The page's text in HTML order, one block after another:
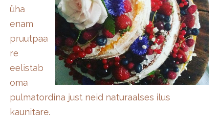
üha
enam
pruutpaa
re
eelistab
oma
pulmatordina just neid naturaalses ilus
kaunitare.